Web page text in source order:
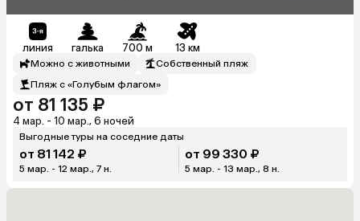
линия галька 700 м 13 км
Можно с животными
Собственный пляж
Пляж с «Голубым флагом»
от 81 135 ₽
4 мар. - 10 мар., 6 ночей
Выгодные туры на соседние даты
от 81 142 ₽
5 мар. - 12 мар., 7 н.
от 99 330 ₽
5 мар. - 13 мар., 8 н.